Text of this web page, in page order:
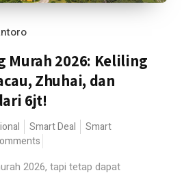
Murah 2026: Keliling
Zhuhai, dan
6jt!
Smart Deal
Smart
2026, tapi tetap dapat